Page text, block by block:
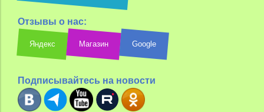
Отзывы о нас:
Яндекс Магазин Google
Подписывайтесь на новости